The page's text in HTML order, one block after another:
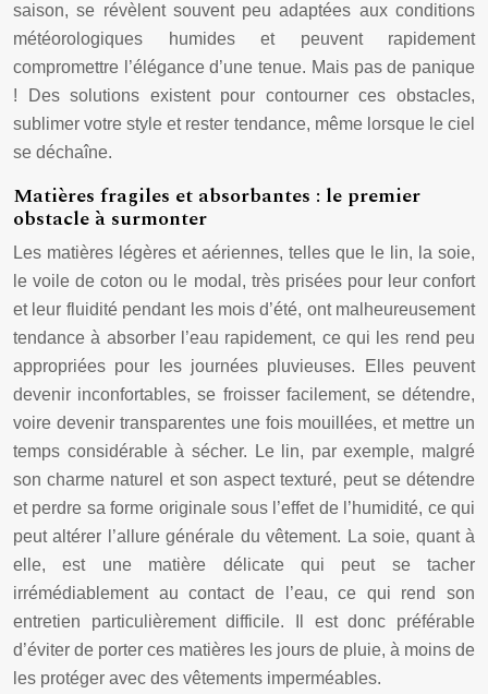
saison, se révèlent souvent peu adaptées aux conditions
météorologiques humides et peuvent rapidement
compromettre l’élégance d’une tenue. Mais pas de panique
! Des solutions existent pour contourner ces obstacles,
sublimer votre style et rester tendance, même lorsque le ciel
se déchaîne.
Matières fragiles et absorbantes : le premier
obstacle à surmonter
Les matières légères et aériennes, telles que le lin, la soie,
le voile de coton ou le modal, très prisées pour leur confort
et leur fluidité pendant les mois d’été, ont malheureusement
tendance à absorber l’eau rapidement, ce qui les rend peu
appropriées pour les journées pluvieuses. Elles peuvent
devenir inconfortables, se froisser facilement, se détendre,
voire devenir transparentes une fois mouillées, et mettre un
temps considérable à sécher. Le lin, par exemple, malgré
son charme naturel et son aspect texturé, peut se détendre
et perdre sa forme originale sous l’effet de l’humidité, ce qui
peut altérer l’allure générale du vêtement. La soie, quant à
elle, est une matière délicate qui peut se tacher
irrémédiablement au contact de l’eau, ce qui rend son
entretien particulièrement difficile. Il est donc préférable
d’éviter de porter ces matières les jours de pluie, à moins de
les protéger avec des vêtements imperméables.